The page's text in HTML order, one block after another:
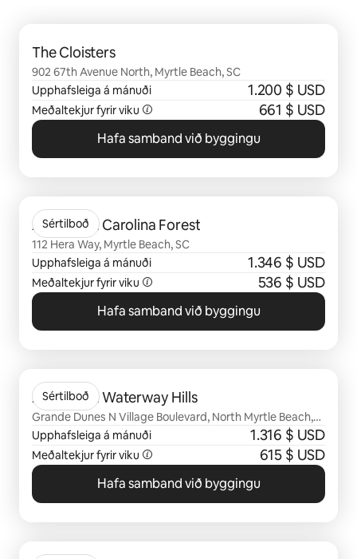
The Cloisters
902 67th Avenue North, Myrtle Beach, SC
Upphafsleiga á mánuði
1.200 $ USD
Meðaltekjur fyrir viku 661 $ USD
Hafa samband við byggingu
Sértilboð
Arcadia at Carolina Forest
112 Hera Way, Myrtle Beach, SC
Upphafsleiga á mánuði
1.346 $ USD
Meðaltekjur fyrir viku 536 $ USD
Hafa samband við byggingu
Sértilboð
Arcadia at Waterway Hills
Grande Dunes N Village Boulevard, North Myrtle Beach,
SC
Upphafsleiga á mánuði 1.316 $ USD
Meðaltekjur fyrir viku 615 $ USD
Hafa samband við byggingu